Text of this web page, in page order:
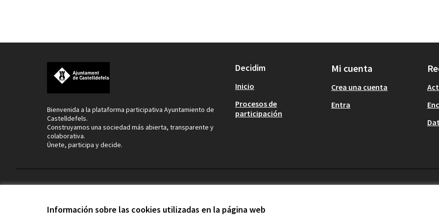
Información sobre las cookies utilizadas en la página web
Bienvenida a la plataforma participativa Ayuntamiento de
Castelldefels.
Construyamos una sociedad más abierta, transparente y
colaborativa.
Únete, participa y decide.
Decidim
Inicio
Procesos de
participación
Mi cuenta
Crea una cuenta
Entra